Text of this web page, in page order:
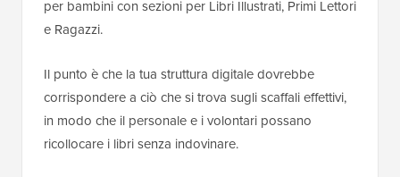
per bambini con sezioni per Libri Illustrati, Primi Lettori
e Ragazzi.
Il punto è che la tua struttura digitale dovrebbe
corrispondere a ciò che si trova sugli scaffali effettivi,
in modo che il personale e i volontari possano
ricollocare i libri senza indovinare.